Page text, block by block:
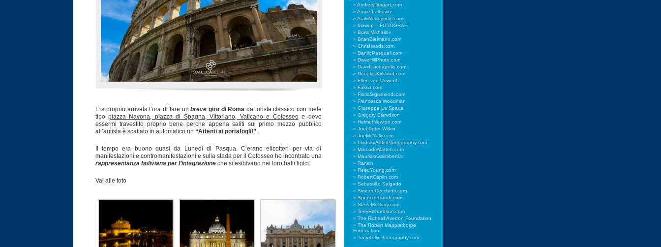
Era proprio arrivata l’ora di fare unbreve giro di Roma da turista classico con mete
tipo piazza Navona, piazza di Spagna, Vittoriano, Vaticano e Colosseoe devo
essermi travestito proprio bene perche appena saliti sul primo mezzo pubblico
all’autista è scattato in automatico un “Attenti ai portafogli!”
Il tempo era buono quasi da Lunedi di Pasqua. C’erano elicotteri per via di
manifestazioni e contromanifestazioni e sulla stada per il Colosseo ho incontrato una
rappresentanza boliviana per l’integrazioneche si esibivano nei loro balli tipici.
Vai alle foto
AndrzejDragan.com
Annie Leibovitz
ArakiNobuyoshi.com
blowup – FOTOGRAFI
Boris Mikhailov
BrianBielmann.com
ChrisHeads.com
DaniloPasquali.com
DaveHillPhoto.com
DavidLachapelle.com
DouglasKirkland.com
Ellen von Unwerth
Fakso.com
FloriaSigismondi.com
Francesca Woodman
Giuseppe La Spada
Gregory Crewdson
HelmutNewton.com
Joel Peter Witkin
JoeMcNally.com
LindsayAdlerPhotography.com
MarcodeMatteo.com
MaurizioGalimberti.it
Rankin
ReedYoung.com
RobertCaplin.com
Sebastião Salgado
SimoneCecchetti.com
SpencerTunick.com
SteveMcCurry.com
TerryRichardson.com
The Richard Avedon Foundation
The Robert Mapplethorpe
Foundation
TonyKellyPhotography.com